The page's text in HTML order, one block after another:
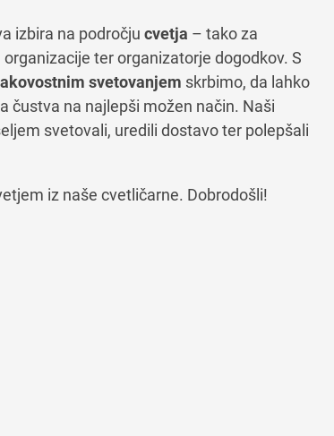
izbira na področju cvetja – tako za
ter organizatorje dogodkov. S
svetovanjem skrbimo, da lahko
čustva na najlepši možen način. Naši
svetovali, uredili dostavo ter polepšali
iz naše cvetličarne. Dobrodošli!